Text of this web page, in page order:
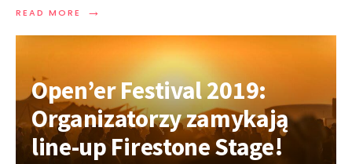
READ MORE →
Open’er Festival 2019:
Organizatorzy zamykają
line-up Firestone Stage!